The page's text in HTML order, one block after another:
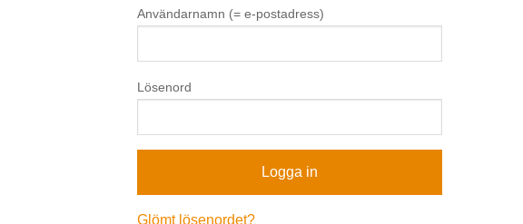
Användarnamn (= e-postadress)
Lösenord
Glömt lösenordet?